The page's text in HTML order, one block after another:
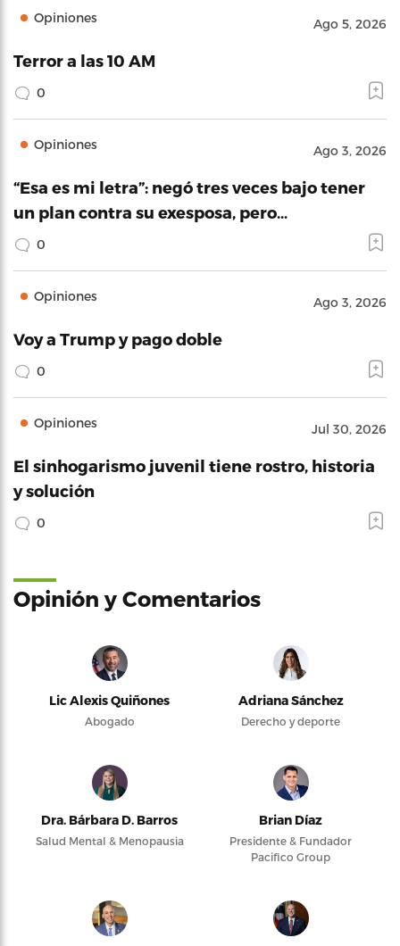
Opiniones Ago 5, 2026
Terror a las 10 AM
0
Opiniones Ago 3, 2026
“Esa es mi letra”: negó tres veces bajo tener
un plan contra su exesposa, pero…
0
Opiniones Ago 3, 2026
Voy a Trump y pago doble
0
Opiniones Jul 30, 2026
El sinhogarismo juvenil tiene rostro, historia
y solución
0
Opinión y Comentarios
Lic Alexis Quiñones
Abogado
Adriana Sánchez
Derecho y deporte
Dra. Bárbara D. Barros
Salud Mental & Menopausia
Brian Díaz
Presidente & Fundador
Pacifico Group